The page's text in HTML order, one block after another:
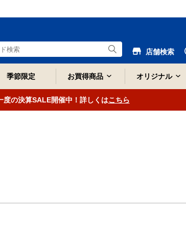
店舗検索
季節限定 お買得商品 オリジナル
度の決算SALE開催中！詳しくはこちら